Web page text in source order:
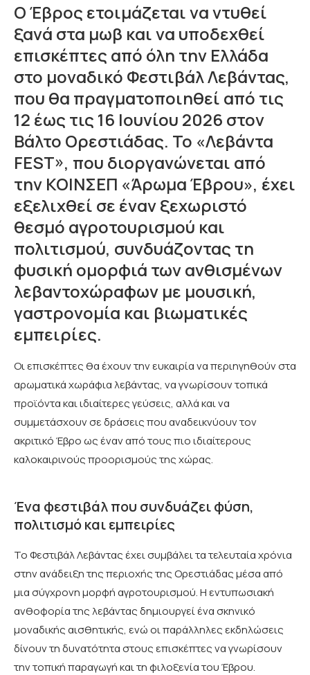
Ο Έβρος ετοιμάζεται να ντυθεί
ξανά στα μωβ και να υποδεχθεί
επισκέπτες από όλη την Ελλάδα
στο μοναδικό Φεστιβάλ Λεβάντας,
που θα πραγματοποιηθεί από τις
12 έως τις 16 Ιουνίου 2026 στον
Βάλτο Ορεστιάδας. Το «Λεβάντα
FEST», που διοργανώνεται από
την ΚΟΙΝΣΕΠ «Άρωμα Έβρου», έχει
εξελιχθεί σε έναν ξεχωριστό
θεσμό αγροτουρισμού και
πολιτισμού, συνδυάζοντας τη
φυσική ομορφιά των ανθισμένων
λεβαντοχώραφων με μουσική,
γαστρονομία και βιωματικές
εμπειρίες.
Οι επισκέπτες θα έχουν την ευκαιρία να περιηγηθούν στα
αρωματικά χωράφια λεβάντας, να γνωρίσουν τοπικά
προϊόντα και ιδιαίτερες γεύσεις, αλλά και να
συμμετάσχουν σε δράσεις που αναδεικνύουν τον
ακριτικό Έβρο ως έναν από τους πιο ιδιαίτερους
καλοκαιρινούς προορισμούς της χώρας.
Ένα φεστιβάλ που συνδυάζει φύση,
πολιτισμό και εμπειρίες
Το Φεστιβάλ Λεβάντας έχει συμβάλει τα τελευταία χρόνια
στην ανάδειξη της περιοχής της Ορεστιάδας μέσα από
μια σύγχρονη μορφή αγροτουρισμού. Η εντυπωσιακή
ανθοφορία της λεβάντας δημιουργεί ένα σκηνικό
μοναδικής αισθητικής, ενώ οι παράλληλες εκδηλώσεις
δίνουν τη δυνατότητα στους επισκέπτες να γνωρίσουν
την τοπική παραγωγή και τη φιλοξενία του Έβρου.